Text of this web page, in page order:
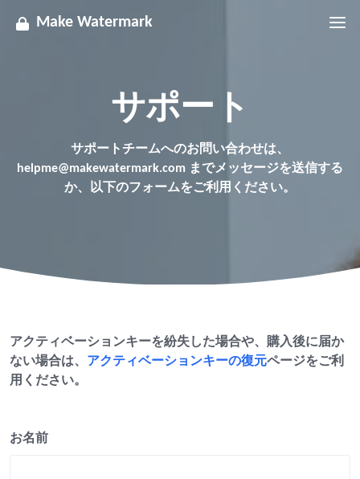
Make Watermark
サポート
サポートチームへのお問い合わせは、
helpme@makewatermark.com までメッセージを送信する
か、以下のフォームをご利用ください。
アクティベーションキーを紛失した場合や、購入後に届か
ない場合は、 アクティベーションキーの復元ページをご利
用ください。
お名前